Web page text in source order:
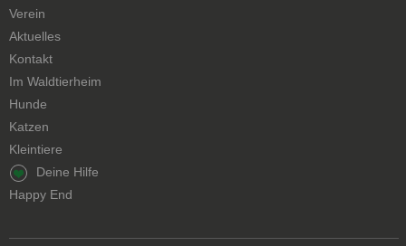
überspringen
Verein
Aktuelles
Kontakt
Navigation
überspringen
Im Waldtierheim
Hunde
Katzen
Kleintiere
Navigation
überspringen
Deine Hilfe
Happy End